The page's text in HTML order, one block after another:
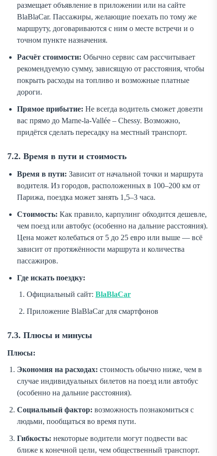
размещает объявление в приложении или на сайте
BlaBlaCar. Пассажиры, желающие поехать по тому же
маршруту, договариваются с ним о месте встречи и о
точном пункте назначения.
Расчёт стоимости: Обычно сервис сам рассчитывает
рекомендуемую сумму, зависящую от расстояния, чтобы
покрыть расходы на топливо и возможные платные
дороги.
Прямое прибытие: Не всегда водитель сможет довезти
вас прямо до Marne-la-Vallée – Chessy. Возможно,
придётся сделать пересадку на местный транспорт.
7.2. Время в пути и стоимость
Время в пути: Зависит от начальной точки и маршрута
водителя. Из городов, расположенных в 100–200 км от
Парижа, поездка может занять 1,5–3 часа.
Стоимость: Как правило, карпулинг обходится дешевле,
чем поезд или автобус (особенно на дальние расстояния).
Цена может колебаться от 5 до 25 евро или выше — всё
зависит от протяжённости маршрута и количества
пассажиров.
Где искать поездку:
Официальный сайт: BlaBlaCar
Приложение BlaBlaCar для смартфонов
7.3. Плюсы и минусы
Плюсы:
Экономия на расходах: стоимость обычно ниже, чем в
случае индивидуальных билетов на поезд или автобус
(особенно на дальние расстояния).
Социальный фактор: возможность познакомиться с
людьми, пообщаться во время пути.
Гибкость: некоторые водители могут подвести вас
ближе к конечной цели, чем общественный транспорт.